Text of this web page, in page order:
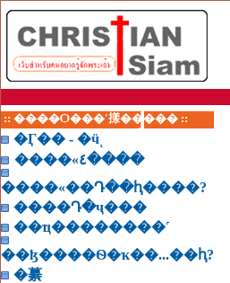
:: ����Ѻ���ʹ㨾����� ::
�Ӷ�� - �ӵͺ
����«٤����
����«��Դ��ԧ����?
����Դ�ҷ���
��ҵ��������˹
��ɮ����Ѳ�ҡ��...��ԧ?
�繤